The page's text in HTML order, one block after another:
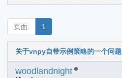
页面: 1
关于vnpy自带示例策略的一个问题
woodlandnight